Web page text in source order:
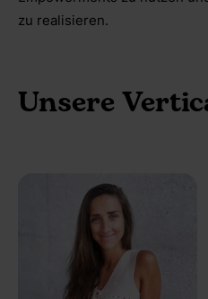
zu realisieren.
Unsere